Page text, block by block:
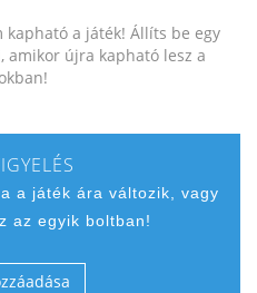
kapható a játék! Állíts be egy
amikor újra kapható lesz a
a játék ára változik, vagy
az egyik boltban!